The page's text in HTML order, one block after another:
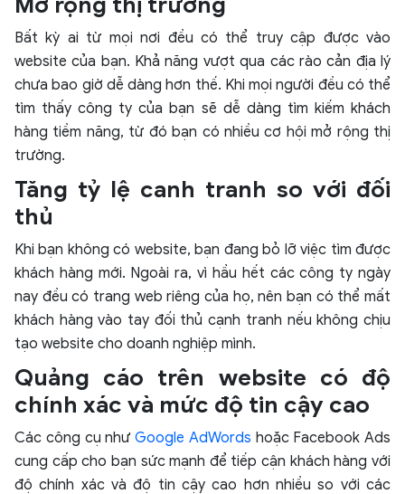
Bất kỳ ai từ mọi nơi đều có thể truy cập được vào
website của bạn. Khả năng vượt qua các rào cản địa lý
chưa bao giờ dễ dàng hơn thế. Khi mọi người đều có thể
tìm thấy công ty của bạn sẽ dễ dàng tìm kiếm khách
hàng tiềm năng, từ đó bạn có nhiều cơ hội mở rộng thị
trường.
Tăng tỷ lệ canh tranh so với đối
thủ
Khi bạn không có website, bạn đang bỏ lỡ việc tìm được
khách hàng mới. Ngoài ra, vì hầu hết các công ty ngày
nay đều có trang web riêng của họ, nên bạn có thể mất
khách hàng vào tay đối thủ cạnh tranh nếu không chịu
tạo website cho doanh nghiệp mình.
Quảng cáo trên website có độ
chính xác và mức độ tin cậy cao
Các công cụ như Google AdWords hoặc Facebook Ads
cung cấp cho bạn sức mạnh để tiếp cận khách hàng với
độ chính xác và độ tin cậy cao hơn nhiều so với các